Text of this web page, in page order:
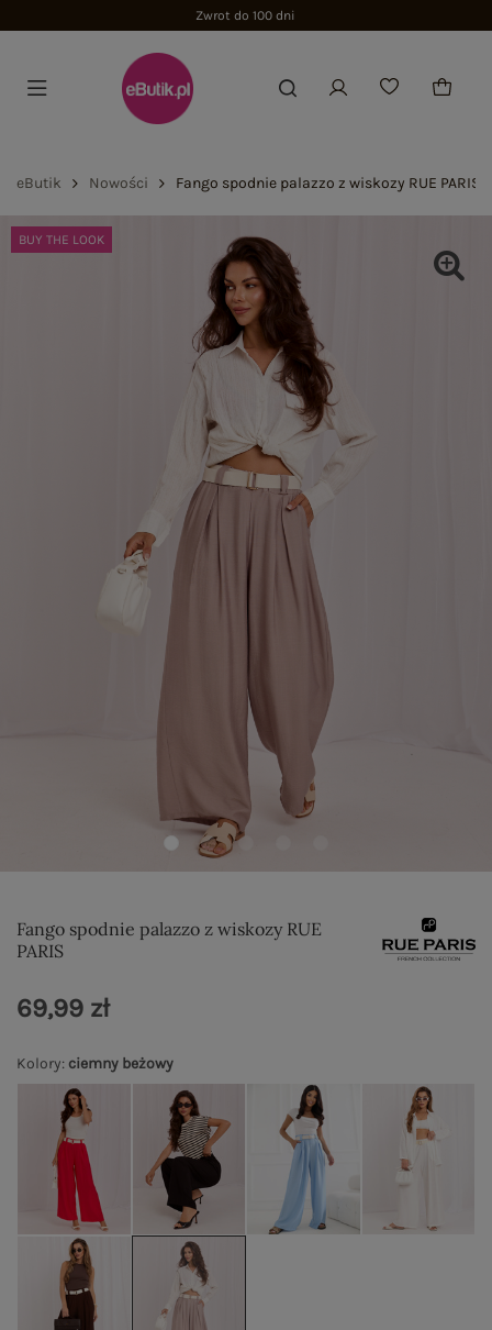
Zwrot do 100 dni
eButik Nowości Fango spodnie palazzo z wiskozy RUE PARIS
BUY THE LOOK
Fango spodnie palazzo z wiskozy RUE
PARIS
Kolory: ciemny beżowy
69,99 zł